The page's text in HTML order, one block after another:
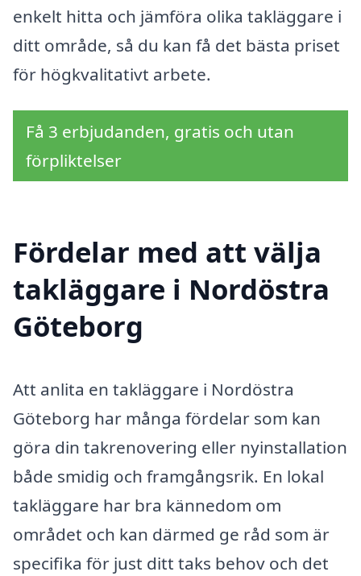
enkelt hitta och jämföra olika takläggare i
ditt område, så du kan få det bästa priset
för högkvalitativt arbete.
Få 3 erbjudanden, gratis och utan
förpliktelser
Fördelar med att välja
takläggare i Nordöstra
Göteborg
Att anlita en takläggare i Nordöstra
Göteborg har många fördelar som kan
göra din takrenovering eller nyinstallation
både smidig och framgångsrik. En lokal
takläggare har bra kännedom om
området och kan därmed ge råd som är
specifika för just ditt taks behov och det